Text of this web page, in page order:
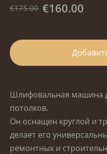
€175.00 €160.00
Шлифовальная машина
потолков.
Он оснащен круглой и
делает его
ремонтных и